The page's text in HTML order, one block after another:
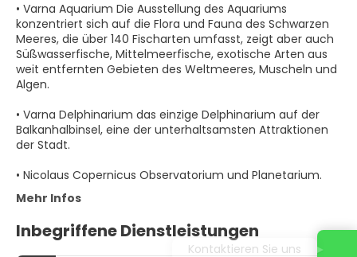
• Varna Aquarium Die Ausstellung des Aquariums
konzentriert sich auf die Flora und Fauna des Schwarzen
Meeres, die über 140 Fischarten umfasst, zeigt aber auch
Süßwasserfische, Mittelmeerfische, exotische Arten aus
weit entfernten Gebieten des Weltmeeres, Muscheln und
Algen.
• Varna Delphinarium das einzige Delphinarium auf der
Balkanhalbinsel, eine der unterhaltsamsten Attraktionen
der Stadt.
• Nicolaus Copernicus Observatorium und Planetarium.
Mehr Infos
Inbegriffene Dienstleistungen
Kontaktieren Sie uns